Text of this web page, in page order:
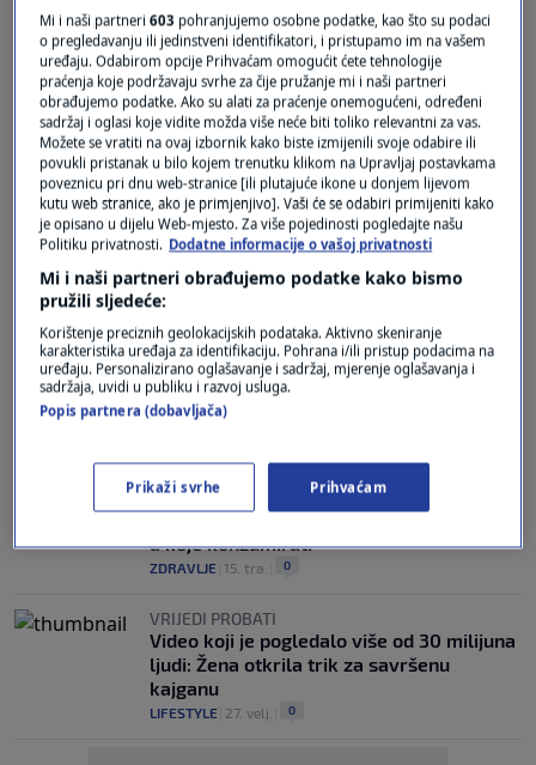
Oglas
JEDNOSTAVNE NAVIKE
Liječnici kažu da ovih pet stvari treba
obaviti do 10 sati kako biste imali više
energije tijekom dana
LIFESTYLE
TROSTRUKI UDARAC
Žgaravica i nadutost već ujutro? Ovo je
najgori doručak koji možete pojesti
ZDRAVLJE |24. svi.
Doručak koji će povisiti kolesterol: Evo
koje namirnice trebate ujutro izbjegavati,
a koje konzumirati
ZDRAVLJE 15. tra. 0
VRIJEDI PROBATI
Video koji je pogledalo više od 30 milijuna
ljudi: Žena otkrila trik za savršenu
kajganu
LIFESTYLE 27. velj. 0
Mi i naši partneri603 pohranjujemo osobne podatke, kao što su podaci
o pregledavanju ili jedinstveni identifikatori, i pristupamo im na vašem
uređaju. Odabirom opcije Prihvaćam omogućit ćete tehnologije
praćenja koje podržavaju svrhe za čije pružanje mi i naši partneri
obrađujemo podatke. Ako su alati za praćenje onemogućeni, određeni
sadržaj i oglasi koje vidite možda više neće biti toliko relevantni za vas.
Možete se vratiti na ovaj izbornik kako biste izmijenili svoje odabire ili
povukli pristanak u bilo kojem trenutku klikom na Upravljaj postavkama
poveznicu pri dnu web-stranice [ili plutajuće ikone u donjem lijevom
kutu web stranice, ako je primjenjivo]. Vaši će se odabiri primijeniti kako
je opisano u dijelu Web-mjesto. Za više pojedinosti pogledajte našu
Politiku privatnosti. Dodatne informacije o vašoj privatnosti
Mi i naši partneri obrađujemo podatke kako bismo
pružili sljedeće:
Korištenje preciznih geolokacijskih podataka. Aktivno skeniranje
karakteristika uređaja za identifikaciju. Pohrana i/ili pristup podacima na
uređaju. Personalizirano oglašavanje i sadržaj, mjerenje oglašavanja i
sadržaja, uvidi u publiku i razvoj usluga.
Popis partnera (dobavljača)
Prikaži svrhe Prihvaćam